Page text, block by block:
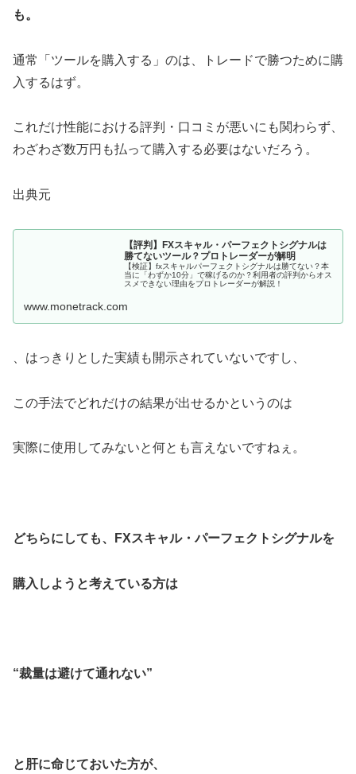
も。
通常「ツールを購入する」のは、トレードで勝つために購
入するはず。
これだけ性能における評判・口コミが悪いにも関わらず、
わざわざ数万円も払って購入する必要はないだろう。
出典元
【評判】FXスキャル・パーフェクトシグナルは
勝てないツール？プロトレーダーが解明
【検証】fxスキャルパーフェクトシグナルは勝てない？本
当に「わずか10分」で稼げるのか？利用者の評判からオス
スメできない理由をプロトレーダーが解説！
www.monetrack.com
、はっきりとした実績も開示されていないですし、
この手法でどれだけの結果が出せるかというのは
実際に使用してみないと何とも言えないですねぇ。
どちらにしても、FXスキャル・パーフェクトシグナルを
購入しようと考えている方は
“裁量は避けて通れない”
と肝に命じておいた方が、